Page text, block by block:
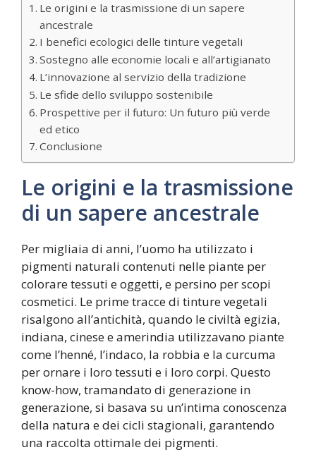
Le origini e la trasmissione di un sapere
ancestrale
I benefici ecologici delle tinture vegetali
Sostegno alle economie locali e all’artigianato
L’innovazione al servizio della tradizione
Le sfide dello sviluppo sostenibile
Prospettive per il futuro: Un futuro più verde
ed etico
Conclusione
Le origini e la trasmissione
di un sapere ancestrale
Per migliaia di anni, l’uomo ha utilizzato i
pigmenti naturali contenuti nelle piante per
colorare tessuti e oggetti, e persino per scopi
cosmetici. Le prime tracce di tinture vegetali
risalgono all’antichità, quando le civiltà egizia,
indiana, cinese e amerindia utilizzavano piante
come l’henné, l’indaco, la robbia e la curcuma
per ornare i loro tessuti e i loro corpi. Questo
know-how, tramandato di generazione in
generazione, si basava su un’intima conoscenza
della natura e dei cicli stagionali, garantendo
una raccolta ottimale dei pigmenti.